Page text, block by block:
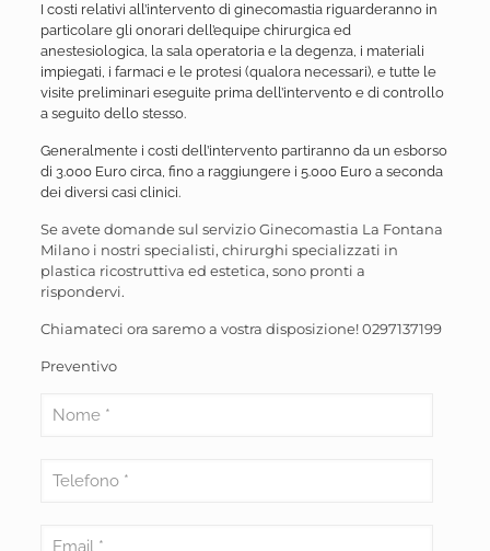
I costi relativi all’intervento di ginecomastia riguarderanno in
particolare gli onorari dell’equipe chirurgica ed
anestesiologica, la sala operatoria e la degenza, i materiali
impiegati, i farmaci e le protesi (qualora necessari), e tutte le
visite preliminari eseguite prima dell’intervento e di controllo
a seguito dello stesso.
Generalmente i costi dell’intervento partiranno da un esborso
di 3.000 Euro circa, fino a raggiungere i 5.000 Euro a seconda
dei diversi casi clinici.
Se avete domande sul servizio Ginecomastia La Fontana
Milano i nostri specialisti, chirurghi specializzati in
plastica ricostruttiva ed estetica, sono pronti a
rispondervi.
Chiamateci ora saremo a vostra disposizione!0297137199
Preventivo